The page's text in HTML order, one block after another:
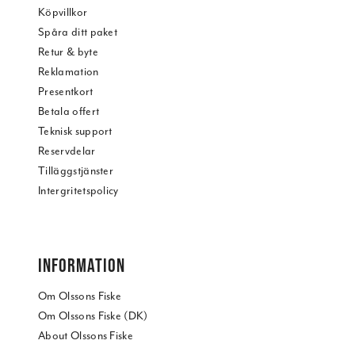
Köpvillkor
Spåra ditt paket
Retur & byte
Reklamation
Presentkort
Betala offert
Teknisk support
Reservdelar
Tilläggstjänster
Intergritetspolicy
INFORMATION
Om Olssons Fiske
Om Olssons Fiske (DK)
About Olssons Fiske